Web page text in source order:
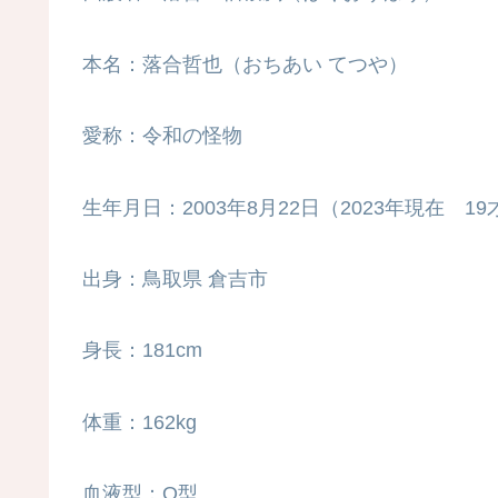
本名：落合哲也（おちあい てつや）
愛称：令和の怪物
生年月日：2003年8月22日（2023年現在 19
出身：鳥取県 倉吉市
身長：181cm
体重：162kg